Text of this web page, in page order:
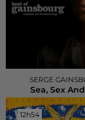
SERGE
Sea, Sex
12h54
12h54